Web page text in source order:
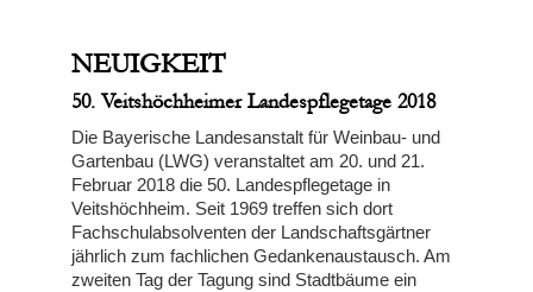
NEUIGKEIT
50. Veitshöchheimer Landespflegetage 2018
Die Bayerische Landesanstalt für Weinbau- und
Gartenbau (LWG) veranstaltet am 20. und 21.
Februar 2018 die 50. Landespflegetage in
Veitshöchheim. Seit 1969 treffen sich dort
Fachschulabsolventen der Landschaftsgärtner
jährlich zum fachlichen Gedankenaustausch. Am
zweiten Tag der Tagung sind Stadtbäume ein